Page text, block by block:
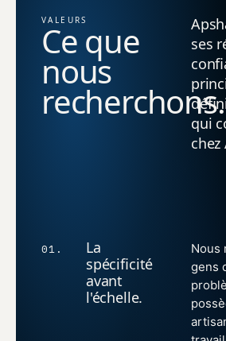
VALEURS
Ce que
nous
recherchons.
ses
qui
chez
01.
La
spécificité
avant
l'échelle.
Nous
gens